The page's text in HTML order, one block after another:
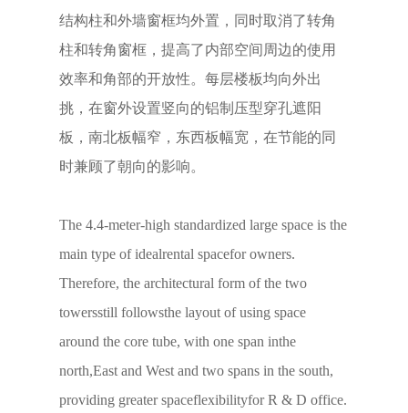
结构柱和外墙窗框均外置，同时取消了转角
柱和转角窗框，提高了内部空间周边的使用
效率和角部的开放性。每层楼板均向外出
挑，在窗外设置竖向的铝制压型穿孔遮阳
板，南北板幅窄，东西板幅宽，在节能的同
时兼顾了朝向的影响。
The 4.4-meter-high standardized large space is the
main type of idealrental spacefor owners.
Therefore, the architectural form of the two
towersstill followsthe layout of using space
around the core tube, with one span inthe
north,East and West and two spans in the south,
providing greater spaceflexibilityfor R & D office.